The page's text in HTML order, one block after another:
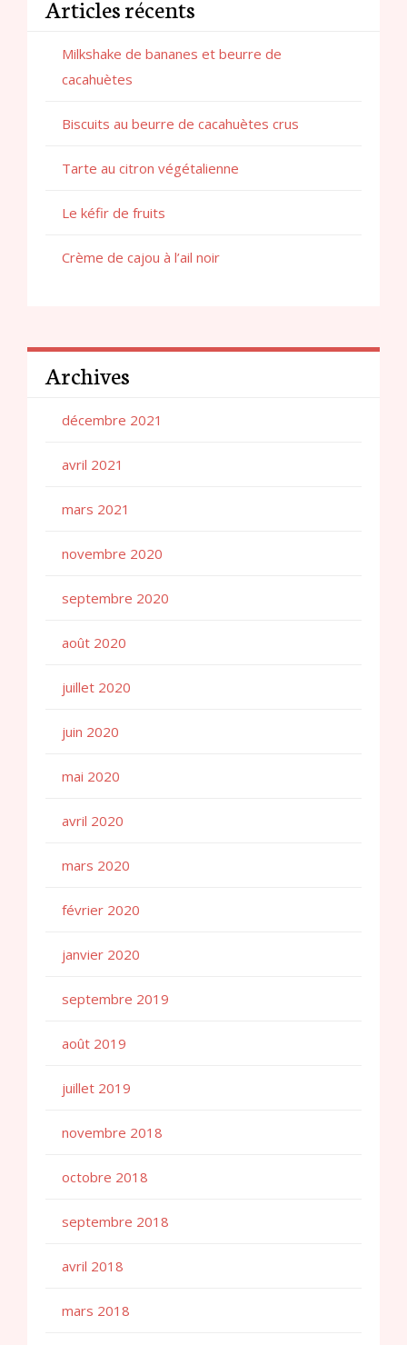
Articles récents
Milkshake de bananes et beurre de
cacahuètes
Biscuits au beurre de cacahuètes crus
Tarte au citron végétalienne
Le kéfir de fruits
Crème de cajou à l’ail noir
Archives
décembre 2021
avril 2021
mars 2021
novembre 2020
septembre 2020
août 2020
juillet 2020
juin 2020
mai 2020
avril 2020
mars 2020
février 2020
janvier 2020
septembre 2019
août 2019
juillet 2019
novembre 2018
octobre 2018
septembre 2018
avril 2018
mars 2018